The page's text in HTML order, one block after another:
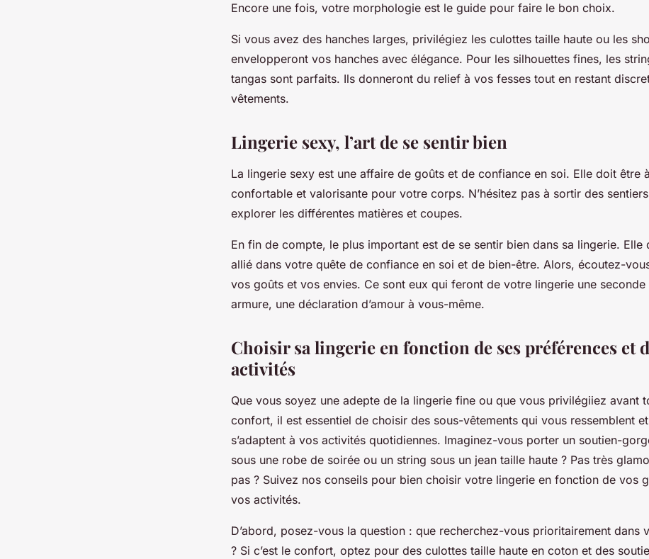
Encore une fois, votre morphologie est le guide pour faire le bon choix.
Si vous avez des hanches larges, privilégiez les culottes taille haute ou les
envelopperont vos hanches avec élégance. Pour les silhouettes fines, les
tangas sont parfaits. Ils donneront du relief à vos fesses tout en restant
vêtements.
Lingerie sexy, l’art de se sentir bien
La lingerie sexy est une affaire de goûts et de confiance en soi. Elle doit être
confortable et valorisante pour votre corps. N’hésitez pas à sortir des
explorer les différentes matières et coupes.
En fin de compte, le plus important est de se sentir bien dans sa lingerie. Elle
allié dans votre quête de confiance en soi et de bien-être. Alors, écoutez-
vos goûts et vos envies. Ce sont eux qui feront de votre lingerie une seconde
armure, une déclaration d’amour à vous-même.
Choisir sa lingerie en fonction de ses préférences et
activités
Que vous soyez une adepte de la lingerie fine ou que vous privilégiiez avant
confort, il est essentiel de choisir des sous-vêtements qui vous ressemblent
s’adaptent à vos activités quotidiennes. Imaginez-vous porter un soutien-
sous une robe de soirée ou un string sous un jean taille haute ? Pas très
pas ? Suivez nos conseils pour bien choisir votre lingerie en fonction de vos
vos activités.
D’abord, posez-vous la question : que recherchez-vous prioritairement dans
? Si c’est le confort, optez pour des culottes taille haute en coton et des